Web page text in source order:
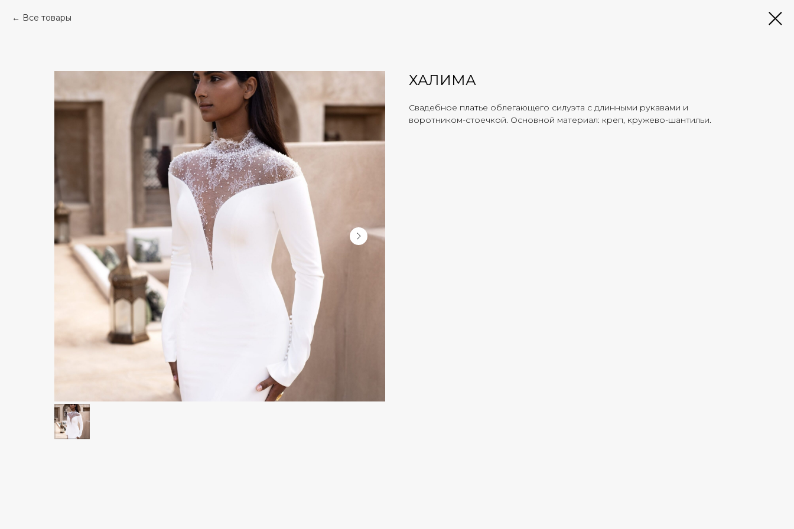
Все товары
ХАЛИМА
Свадебное платье облегающего силуэта с длинными рукавами и
воротником-стоечкой. Основной материал: креп, кружево-шантильи.